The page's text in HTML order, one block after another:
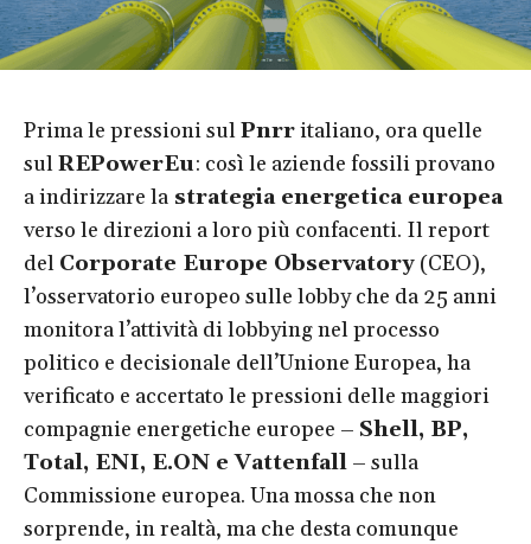
Prima le pressioni sulPnrritaliano, ora quelle
sulREPowerEu: così le aziende fossili provano
a indirizzare la strategia energetica europea
verso le direzioni a loro più confacenti. Il report
del Corporate Europe Observatory (CEO),
l’osservatorio europeo sulle lobby che da 25 anni
monitora l’attività di lobbying nel processo
politico e decisionale dell’Unione Europea, ha
verificato e accertato le pressioni delle maggiori
compagnie energetiche europee – Shell, BP,
Total, ENI, E.ON e Vattenfall – sulla
Commissione europea. Una mossa che non
sorprende, in realtà, ma che desta comunque